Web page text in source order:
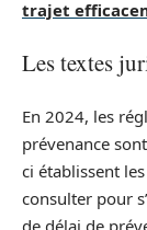
trajet
Les textes
En 2024, les
prévenance
ci établissent
consulter pour
de délai de